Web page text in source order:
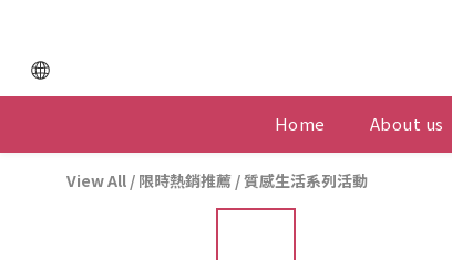
Home About us
View All / 限時熱銷推薦 /質感生活系列活動